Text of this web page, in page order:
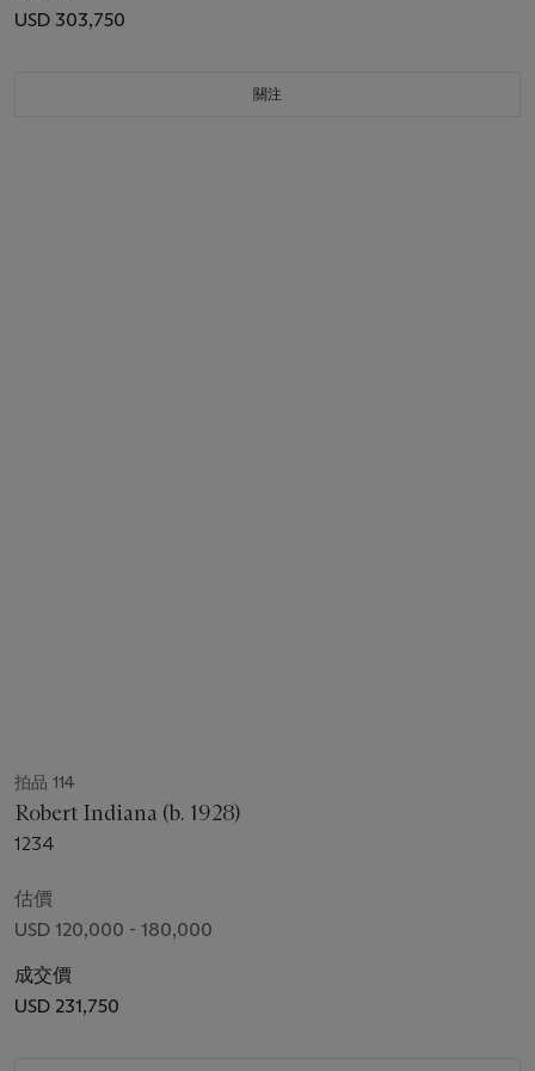
USD 303,750
關注
拍品 114
Robert Indiana (b. 1928)
1234
估價
USD 120,000 - 180,000
成交價
USD 231,750